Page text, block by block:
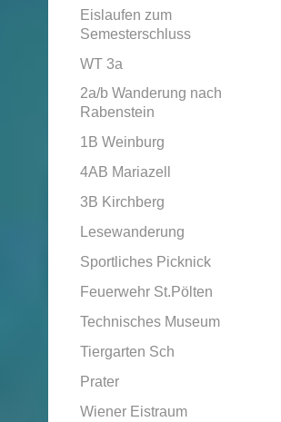
Eislaufen zum
Semesterschluss
WT 3a
2a/b Wanderung nach
Rabenstein
1B Weinburg
4AB Mariazell
3B Kirchberg
Lesewanderung
Sportliches Picknick
Feuerwehr St.Pölten
Technisches Museum
Tiergarten Sch
Prater
Wiener Eistraum